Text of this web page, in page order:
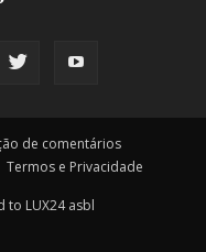
de comentários
Termos e Privacidade
to LUX24 asbl